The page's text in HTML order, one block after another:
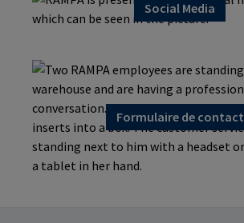
Social Media
Formulaire de contact